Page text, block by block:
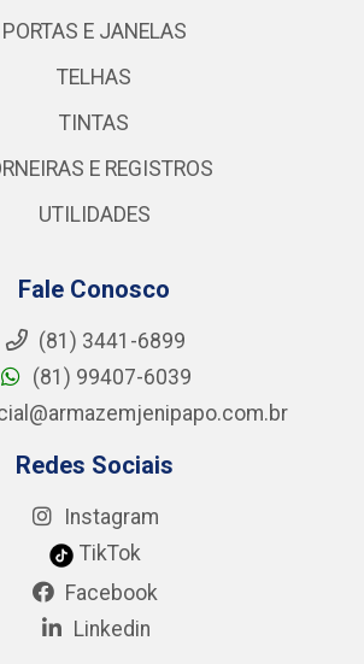
PORTAS E JANELAS
TELHAS
TINTAS
E REGISTROS
UTILIDADES
Fale Conosco
(81) 3441-6899
(81) 99407-6039
Redes Sociais
Instagram
TikTok
Facebook
Linkedin